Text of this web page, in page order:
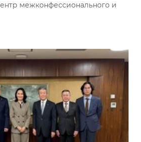
межконфессионального и